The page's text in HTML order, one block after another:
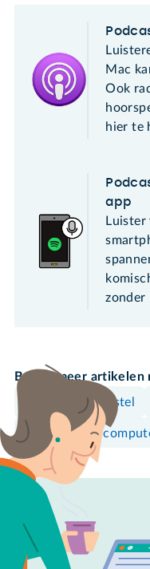
Mac
Ook
hier te
app
Luister
zonder
Bekijk meer artikelen
Android-toestel
Windows-